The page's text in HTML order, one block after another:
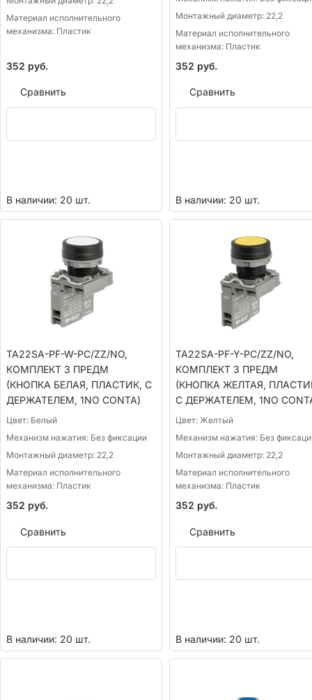
Материал исполнительного
механизма: Пластик
352 руб.
Сравнить
В наличии: 20 шт.
Монтажный диаметр: 22,2
Материал исполнительного
механизма: Пластик
352 руб.
Сравнить
В наличии: 20 шт.
TA22SA-PF-W-PC/ZZ/NO,
КОМПЛЕКТ 3 ПРЕДМ
(КНОПКА БЕЛАЯ, ПЛАСТИК, С
ДЕРЖАТЕЛЕМ, 1NО CONTA)
Цвет: Белый
Механизм нажатия: Без фиксации
Монтажный диаметр: 22,2
Материал исполнительного
механизма: Пластик
352 руб.
Сравнить
В наличии: 20 шт.
TA22SA-PF-Y-PC/ZZ/NO,
КОМПЛЕКТ 3 ПРЕДМ
(КНОПКА ЖЕЛТАЯ,
С ДЕРЖАТЕЛЕМ, 1NО
Цвет: Желтый
Механизм нажатия: Без
Монтажный диаметр: 22,2
Материал исполнительного
механизма: Пластик
352 руб.
Сравнить
В наличии: 20 шт.